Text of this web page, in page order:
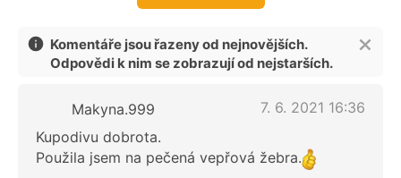
Komentáře jsou řazeny od nejnovějších.
Odpovědi k nim se zobrazují od nejstarších.
Makyna.999
7. 6. 2021 16:36
Kupodivu dobrota.
Použila jsem na pečená vepřová žebra.